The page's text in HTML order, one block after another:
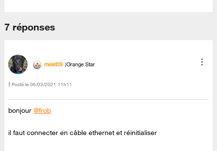
7 réponses
melet39 Orange Star
Posté le ‎06/03/2021 11h11
bonjour@frob
il faut connecter en câble ethernet et réinitialiser